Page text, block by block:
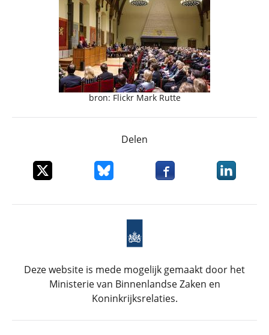
bron: Flickr Mark Rutte
Delen
Deel dit item op XDeel dit item op Bluesky
Deel dit item opDeel dit
Deze website is mede mogelijk gemaakt door het
Ministerie van Binnenlandse Zaken en
Koninkrijksrelaties.